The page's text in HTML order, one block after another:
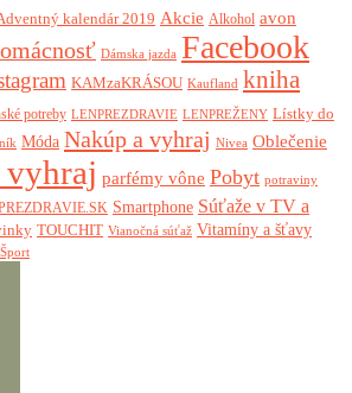
kalendár 2019 Akcie Alkohol avon
Dámska jazda Facebook
KAMzaKRÁSOU Kaufland kniha
potreby LENPREZDRAVIE LENPREŽENY Lístky do
Móda Nakúp a vyhraj Nivea Oblečenie
vyhraj parfémy vône Pobyt potraviny
Smartphone Súťaže v TV a
TOUCHIT Vianočná súťaž Vitamíny a šťavy
Šport